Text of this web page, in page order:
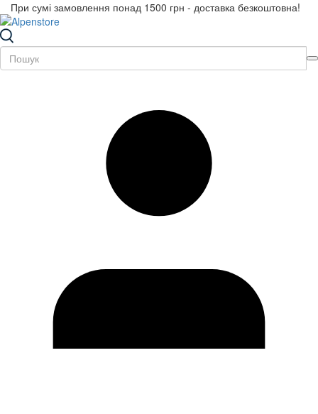
При сумі замовлення понад 1500 грн - доставка безкоштовна!